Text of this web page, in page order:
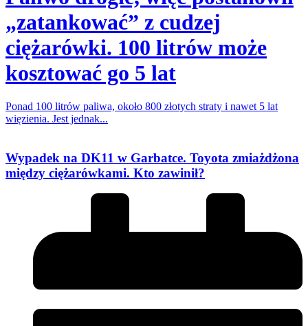
„zatankować” z cudzej
ciężarówki. 100 litrów może
kosztować go 5 lat
Ponad 100 litrów paliwa, około 800 złotych straty i nawet 5 lat
więzienia. Jest jednak...
Wypadek na DK11 w Garbatce. Toyota zmiażdżona
między ciężarówkami. Kto zawinił?